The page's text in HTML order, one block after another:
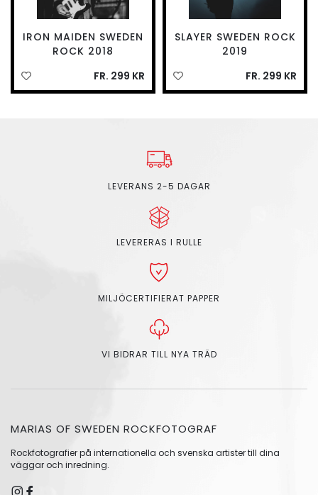
IRON MAIDEN SWEDEN
ROCK 2018
FR. 299 KR
SLAYER SWEDEN ROCK
2019
FR. 299 KR
LEVERANS 2-5 DAGAR
LEVERERAS I RULLE
MILJÖCERTIFIERAT PAPPER
VI BIDRAR TILL NYA TRÄD
MARIAS OF SWEDEN ROCKFOTOGRAF
Rockfotografier på internationella och svenska artister till dina
väggar och inredning.